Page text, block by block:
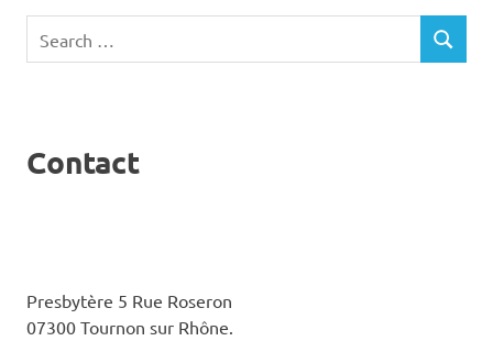
for:
SEARCH
Contact
Presbytère 5 Rue Roseron
07300 Tournon sur Rhône.